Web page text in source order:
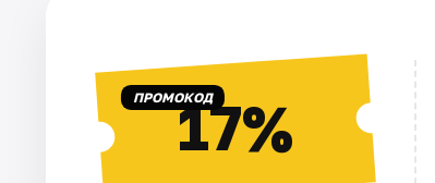
Артисты
Рейтинги
ПРОМОКОД17%